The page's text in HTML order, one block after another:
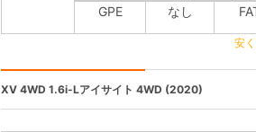
GPE なし
安
XV 4WD 1.6i-Lアイサイト 4WD (2020)